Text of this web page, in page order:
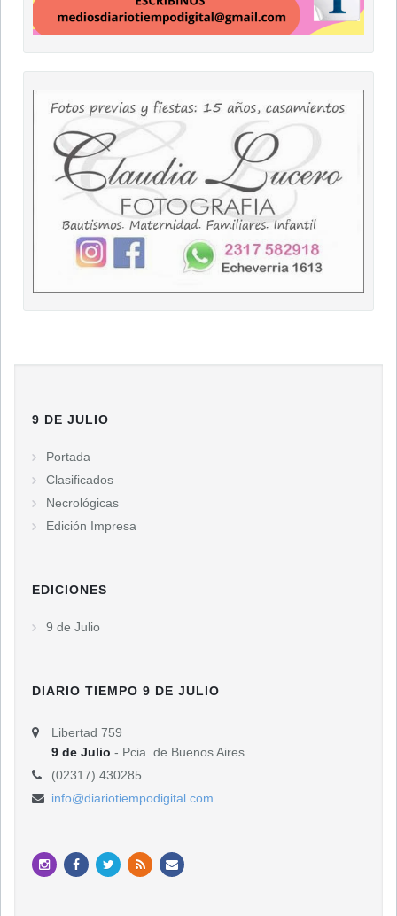
9 DE JULIO
Portada
Clasificados
Necrológicas
Edición Impresa
EDICIONES
9 de Julio
DIARIO TIEMPO 9 DE JULIO
Libertad 759
9 de Julio - Pcia. de Buenos Aires
(02317) 430285
info@diariotiempodigital.com